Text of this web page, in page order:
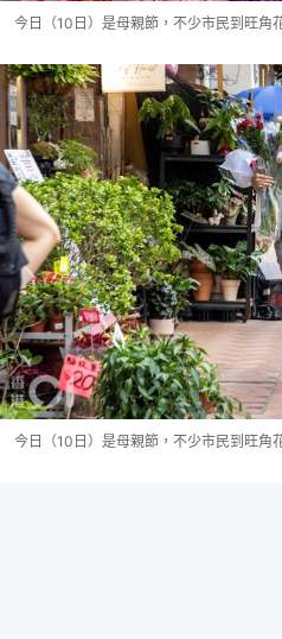
今日（10日）是母親節，不少市民到旺角
今日（10日）是母親節，不少市民到旺角